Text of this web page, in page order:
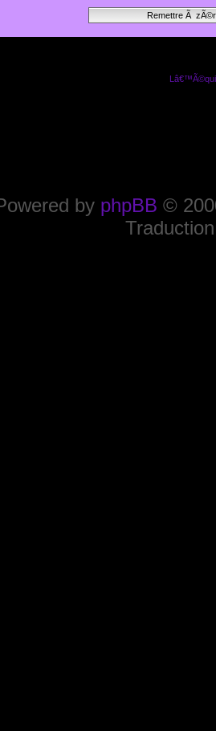
by phpBB ©